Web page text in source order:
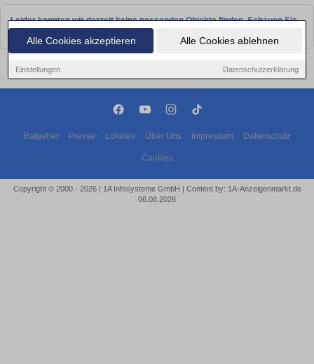
Alle Cookies akzeptieren Alle Cookies ablehnen
Einstellungen Datenschutzerklärung
Leider konnten wir derzeit keine passenden Objekte finden. Schauen Sie
Ratgeber Presse Lokales Über Uns Impressum Datenschutz
Cookies
Copyright © 2000 - 2026 | 1A Infosysteme GmbH | Content by: 1A-Anzeigenmarkt.de
06.08.2026